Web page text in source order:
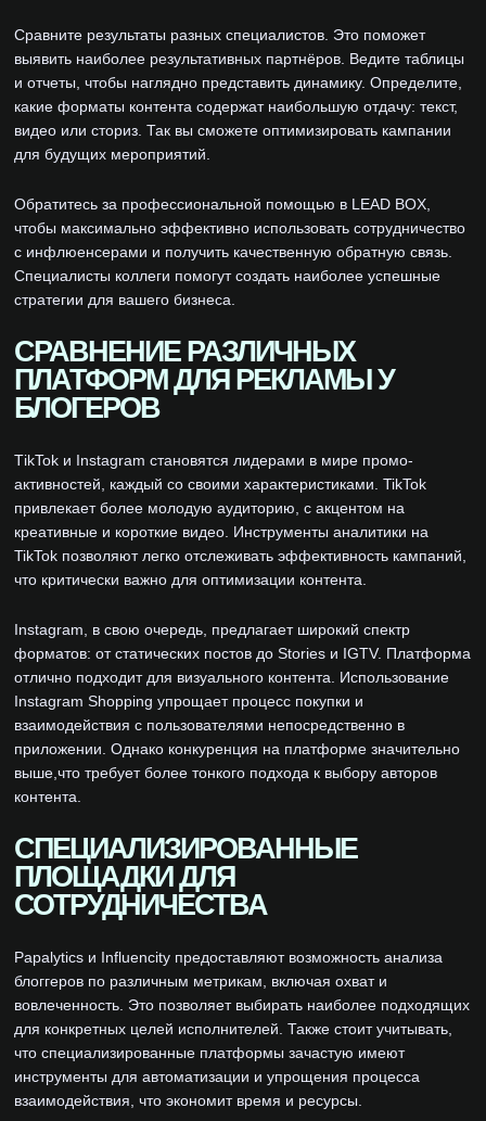
Сравните результаты разных специалистов. Это поможет
выявить наиболее результативных партнёров. Ведите таблицы
и отчеты, чтобы наглядно представить динамику. Определите,
какие форматы контента содержат наибольшую отдачу: текст,
видео или сториз. Так вы сможете оптимизировать кампании
для будущих мероприятий.
Обратитесь за профессиональной помощью в LEAD BOX,
чтобы максимально эффективно использовать сотрудничество
с инфлюенсерами и получить качественную обратную связь.
Специалисты коллеги помогут создать наиболее успешные
стратегии для вашего бизнеса.
СРАВНЕНИЕ РАЗЛИЧНЫХ
ПЛАТФОРМ ДЛЯ РЕКЛАМЫ У
БЛОГЕРОВ
ТikTok и Instagram становятся лидерами в мире промо-
активностей, каждый со своими характеристиками. TikTok
привлекает более молодую аудиторию, с акцентом на
креативные и короткие видео. Инструменты аналитики на
TikTok позволяют легко отслеживать эффективность кампаний,
что критически важно для оптимизации контента.
Instagram, в свою очередь, предлагает широкий спектр
форматов: от статических постов до Stories и IGTV. Платформа
отлично подходит для визуального контента. Использование
Instagram Shopping упрощает процесс покупки и
взаимодействия с пользователями непосредственно в
приложении. Однако конкуренция на платформе значительно
выше,что требует более тонкого подхода к выбору авторов
контента.
СПЕЦИАЛИЗИРОВАННЫЕ
ПЛОЩАДКИ ДЛЯ
СОТРУДНИЧЕСТВА
Papalytics и Influencity предоставляют возможность анализа
блоггеров по различным метрикам, включая охват и
вовлеченность. Это позволяет выбирать наиболее подходящих
для конкретных целей исполнителей. Также стоит учитывать,
что специализированные платформы зачастую имеют
инструменты для автоматизации и упрощения процесса
взаимодействия, что экономит время и ресурсы.